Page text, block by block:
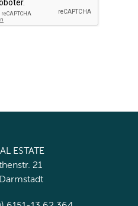
ESTATE
21